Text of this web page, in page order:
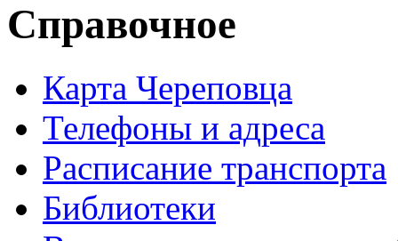
Справочное
Карта Череповца
Телефоны и адреса
Расписание транспорта
Библиотеки